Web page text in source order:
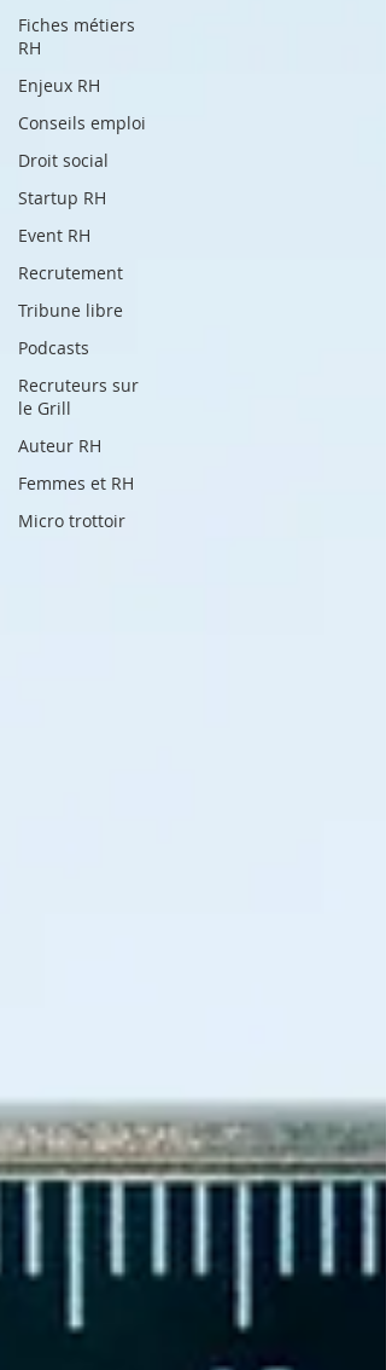
Fiches métiers
RH
Enjeux RH
Conseils emploi
Droit social
Startup RH
Event RH
Recrutement
Tribune libre
Podcasts
Recruteurs sur
le Grill
Auteur RH
Femmes et RH
Micro trottoir